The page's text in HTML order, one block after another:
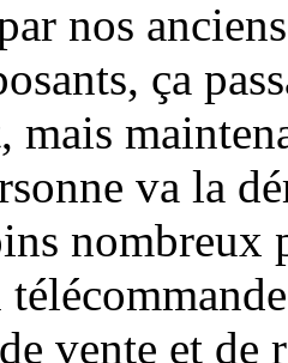
nos
ça
mais
va la
nombreux
vente et de